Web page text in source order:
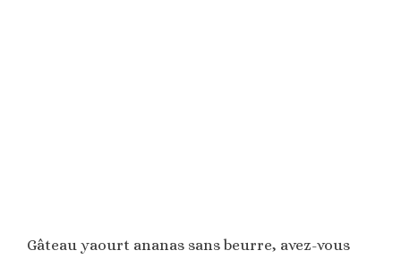
Gâteau yaourt ananas sans beurre, avez-vous